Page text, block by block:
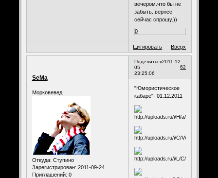
вечером.что бы не
забыть..вернее
сейчас спрошу.))
0
Цитировать Вверх
Поделиться
62
2011-12-
05
23:25:06
SeMa
Морковевед
Откуда: Ступино
Зарегистрирован: 2011-09-24
Приглашений: 0
"Юмористическое
кабаре"- 01.12.2011